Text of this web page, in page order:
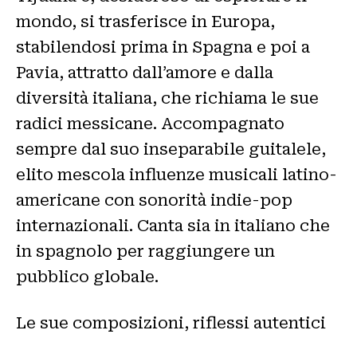
mondo, si trasferisce in Europa,
stabilendosi prima in Spagna e poi a
Pavia, attratto dall’amore e dalla
diversità italiana, che richiama le sue
radici messicane. Accompagnato
sempre dal suo inseparabile guitalele,
elito mescola influenze musicali latino-
americane con sonorità indie-pop
internazionali. Canta sia in italiano che
in spagnolo per raggiungere un
pubblico globale.
Le sue composizioni, riflessi autentici